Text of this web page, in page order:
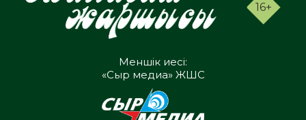
16+
Меншік иесі:
«Сыр медиа» ЖШС